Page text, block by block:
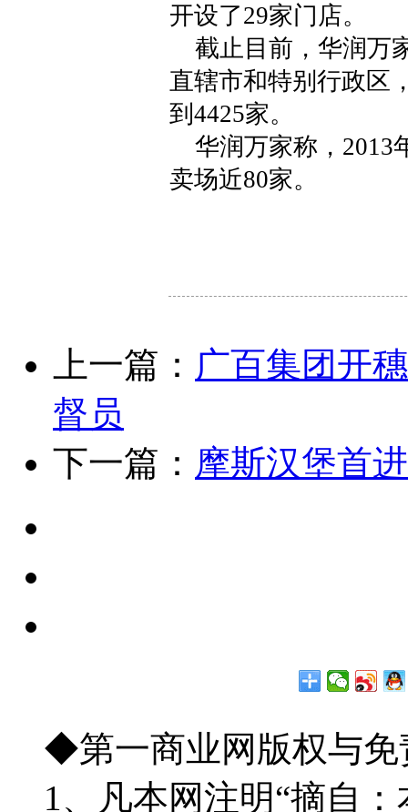
开设了29家门店。
截止目前，华润万
直辖市和特别行政区
到4425家。
华润万家称，2013
卖场近80家。
上一篇： 广百集团开
督员
下一篇： 摩斯汉堡首
◆第一商业网版权与免
1、凡本网注明“摘自